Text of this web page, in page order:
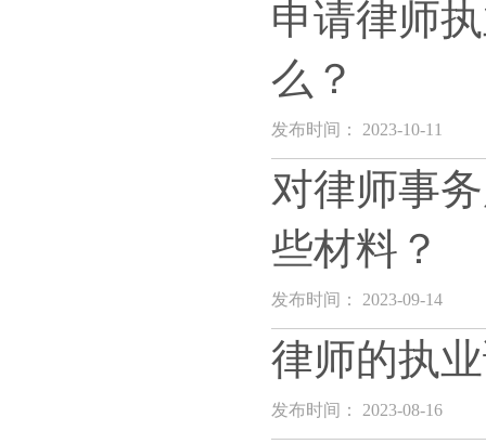
申请律师
么？
发布时间： 2023-10-11
对律师事
些材料？
发布时间： 2023-09-14
律师的执
发布时间： 2023-08-16